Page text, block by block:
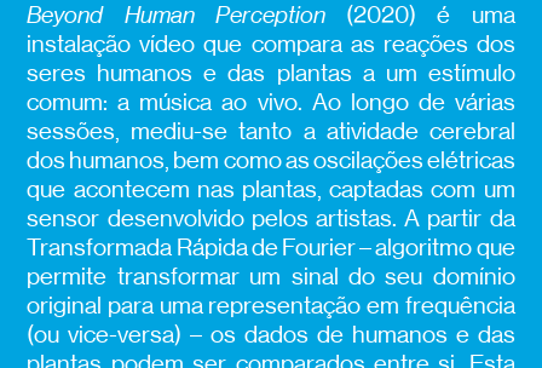
Beyond Human Perception (2020) é uma
instalação vídeo que compara as reações dos
seres humanos e das plantas a um estímulo
comum: a música ao vivo. Ao longo de várias
sessões, mediu-se tanto a atividade cerebral
dos humanos, bem como as oscilações elétricas
que acontecem nas plantas, captadas com um
sensor desenvolvido pelos artistas. A partir da
Transformada Rápida de Fourier – algoritmo que
permite transformar um sinal do seu domínio
original para uma representação em frequência
(ou vice-versa) – os dados de humanos e das